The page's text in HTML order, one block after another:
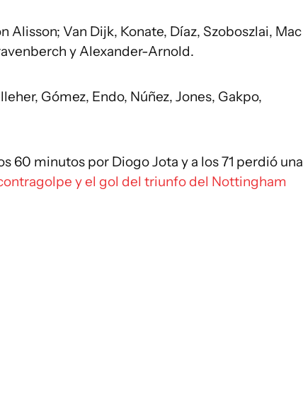
Alisson; Van Dijk, Konate, Díaz, Szoboszlai, Mac
y Alexander-Arnold.
Gómez, Endo, Núñez, Jones, Gakpo,
60 minutos por Diogo Jota y a los 71 perdió una
y el gol del triunfo del Nottingham